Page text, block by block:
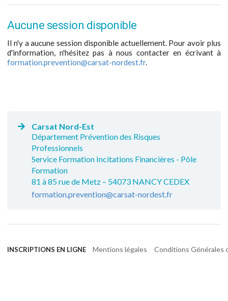
Aucune session disponible
Il n'y a aucune session disponible actuellement. Pour avoir plus
d'information, n'hésitez pas à nous contacter en écrivant à
formation.prevention@carsat-nordest.fr.
Carsat Nord-Est
Département Prévention des Risques
Professionnels
Service Formation Incitations Financières - Pôle
Formation
81 à 85 rue de Metz – 54073 NANCY CEDEX
formation.prevention@carsat-nordest.fr
INSCRIPTIONS EN LIGNE Mentions légales Conditions Générales